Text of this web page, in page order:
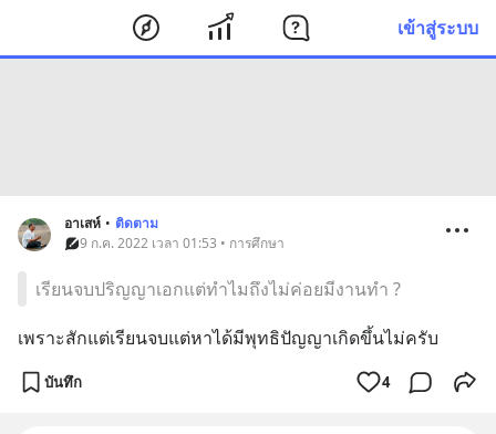
เข้าสู่ระบบ
อาเสห์ • ติดตาม
9 ก.ค. 2022 เวลา 01:53 • การศึกษา
เรียนจบปริญญาเอกแต่ทำไมถึงไม่ค่อยมีงานทำ ?
เพราะสักแต่เรียนจบแต่หาได้มีพุทธิปัญญาเกิดขึ้นไม่ครับ
บันทึก 4